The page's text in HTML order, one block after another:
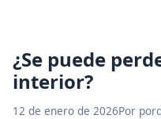
¿Se puede
interior?
12 de enero de 2026Por